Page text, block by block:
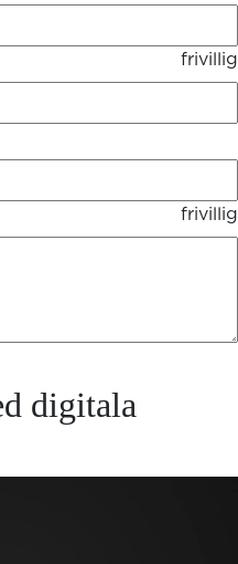
frivillig
frivillig
digitala